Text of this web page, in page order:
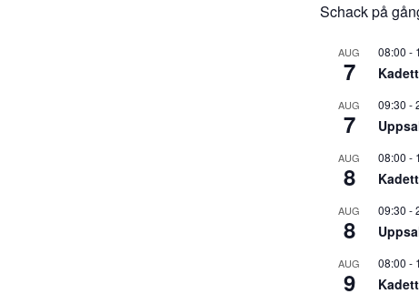
Schack på
AUG
7
08:00 -
AUG
7
09:30 -
AUG
8
08:00 -
AUG
8
09:30 -
AUG
9
08:00 -